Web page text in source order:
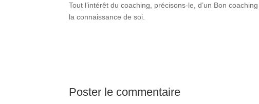
Tout l’intérêt du coaching, précisons-le, d’un Bon
la connaissance de soi.
Poster le commentaire